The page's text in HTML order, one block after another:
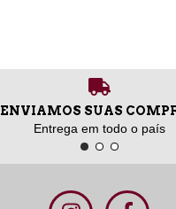
ENVIAMOS SUAS
Entrega em todo o país